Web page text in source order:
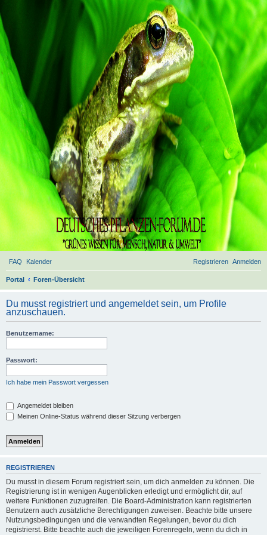
FAQ Kalender Anmelden
Registrieren
Portal Foren-Übersicht
h
Du musst registriert und angemeldet sein, um Profile
anzuschauen.
Benutzername:
Passwort:
Ich habe mein Passwort vergessen
Angemeldet bleiben
Meinen Online-Status während dieser Sitzung verbergen
REGISTRIEREN
Du musst in diesem Forum registriert sein, um dich anmelden zu können. Die
Registrierung ist in wenigen Augenblicken erledigt und ermöglicht dir, auf
weitere Funktionen zuzugreifen. Die Board-Administration kann registrierten
Benutzern auch zusätzliche Berechtigungen zuweisen. Beachte bitte unsere
Nutzungsbedingungen und die verwandten Regelungen, bevor du dich
registrierst. Bitte beachte auch die jeweiligen Forenregeln, wenn du dich in